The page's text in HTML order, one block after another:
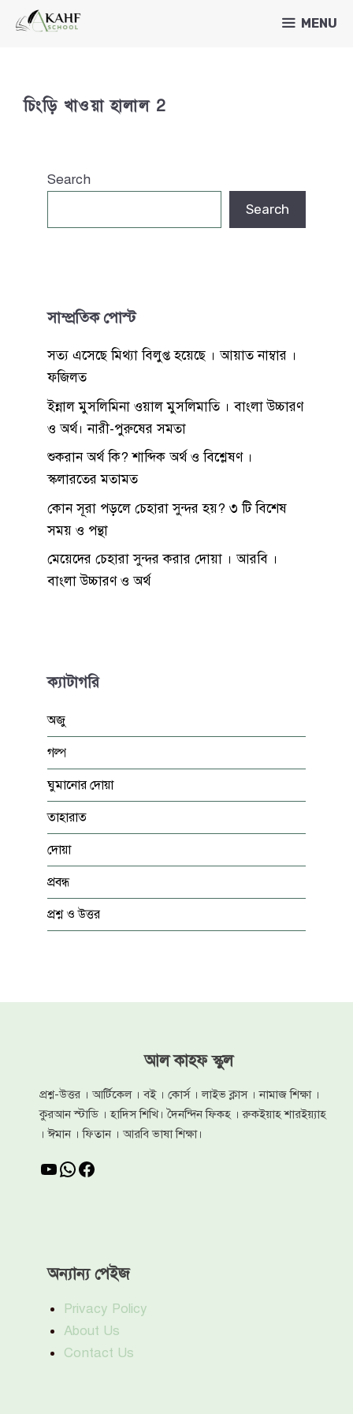
MENU
চিংড়ি খাওয়া হালাল 2
Search
Search
সাম্প্রতিক পোস্ট
সত্য এসেছে মিথ্যা বিলুপ্ত হয়েছে । আয়াত নাম্বার ।
ফজিলত
ইন্নাল মুসলিমিনা ওয়াল মুসলিমাতি । বাংলা উচ্চারণ
ও অর্থ। নারী-পুরুষের সমতা
শুকরান অর্থ কি? শাব্দিক অর্থ ও বিশ্লেষণ ।
স্কলারতের মতামত
কোন সূরা পড়লে চেহারা সুন্দর হয়? ৩ টি বিশেষ
সময় ও পন্থা
মেয়েদের চেহারা সুন্দর করার দোয়া । আরবি ।
বাংলা উচ্চারণ ও অর্থ
ক্যাটাগরি
অজু
গল্প
ঘুমানোর দোয়া
তাহারাত
দোয়া
প্রবন্ধ
প্রশ্ন ও উত্তর
আল কাহফ স্কুল
প্রশ্ন-উত্তর । আর্টিকেল । বই । কোর্স । লাইভ ক্লাস । নামাজ শিক্ষা ।
কুরআন স্টাডি । হাদিস শিখি। দৈনন্দিন ফিকহ । রুকইয়াহ শারইয়্যাহ
। ঈমান । ফিতান । আরবি ভাষা শিক্ষা।
YouTube
WhatsApp
Facebook
অন্যান্য পেইজ
Privacy Policy
About Us
Contact Us